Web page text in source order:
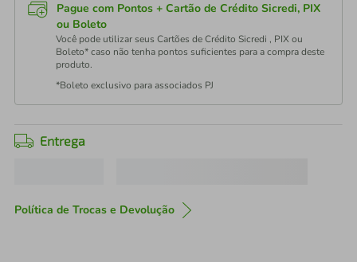
Pague com Pontos + Cartão de Crédito Sicredi, PIX
ou Boleto
Você pode utilizar seus Cartões de Crédito Sicredi , PIX ou
Boleto* caso não tenha pontos suficientes para a compra deste
produto.
*Boleto exclusivo para associados PJ
Entrega
Política de Trocas e Devolução